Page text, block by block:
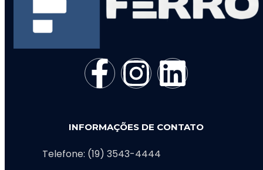
INFORMAÇÕES DE CONTATO
Telefone: (19) 3543-4444